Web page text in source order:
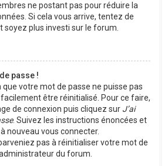
ne postant pas pour réduire la
Si cela vous arrive, tentez de
soyez plus investi sur le forum.
passe !
que votre mot de passe ne puisse pas
être réinitialisé. Pour ce faire,
de connexion puis cliquez sur J’ai
. Suivez les instructions énoncées et
nouveau vous connecter.
pas à réinitialiser votre mot de
du forum.